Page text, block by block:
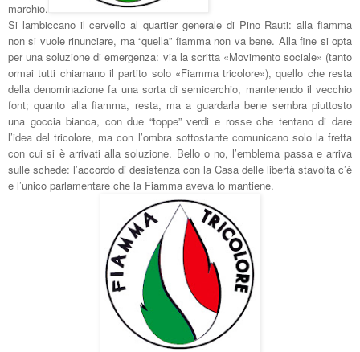
marchio.
Si lambiccano il cervello al quartier generale di Pino Rauti: alla fiamma
non si vuole rinunciare, ma “quella” fiamma non va bene. Alla fine si opta
per una soluzione di emergenza: via la scritta «Movimento sociale» (tanto
ormai tutti chiamano il partito solo «Fiamma tricolore»), quello che resta
della denominazione fa una sorta di semicerchio, mantenendo il vecchio
font; quanto alla fiamma, resta, ma a guardarla bene sembra piuttosto
una goccia bianca, con due “toppe” verdi e rosse che tentano di dare
l’idea del tricolore, ma con l’ombra sottostante comunicano solo la fretta
con cui si è arrivati alla soluzione. Bello o no, l’emblema passa e arriva
sulle schede: l’accordo di desistenza con la Casa delle libertà stavolta c’è
e l’unico parlamentare che la Fiamma aveva lo mantiene.